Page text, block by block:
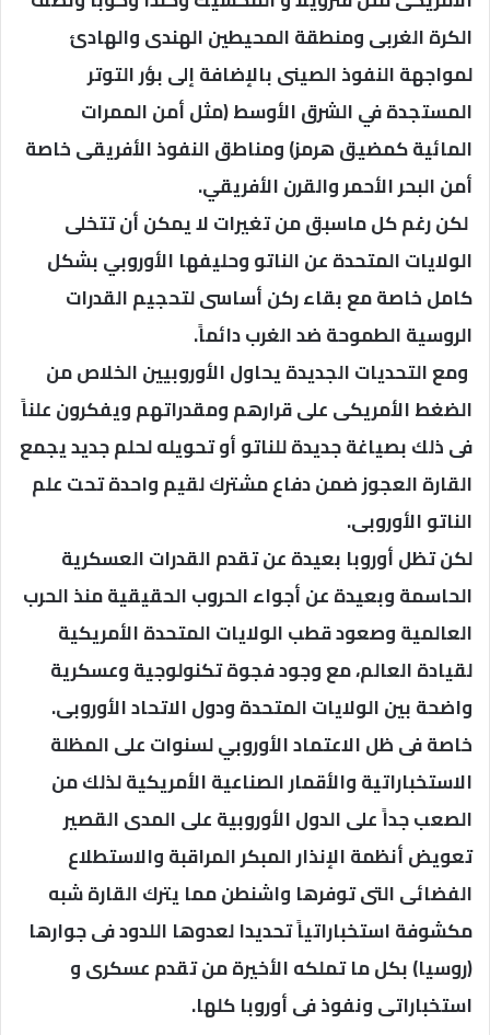
الكرة الغربى ومنطقة المحيطين الهندى والهادئ
لمواجهة النفوذ الصينى بالإضافة إلى بؤر التوتر
المستجدة في الشرق الأوسط (مثل أمن الممرات
المائية كمضيق هرمز) ومناطق النفوذ الأفريقى خاصة
أمن البحر الأحمر والقرن الأفريقي.
​ لكن رغم كل ماسبق من تغيرات لا يمكن أن تتخلى
الولايات المتحدة عن الناتو وحليفها الأوروبي بشكل
كامل خاصة مع بقاء ركن أساسى لتحجيم القدرات
الروسية الطموحة ضد الغرب دائماً.
​ ومع التحديات الجديدة يحاول الأوروبيين الخلاص من
الضغط الأمريكى على قرارهم ومقدراتهم ويفكرون علناً
فى ذلك بصياغة جديدة للناتو أو تحويله لحلم جديد يجمع
القارة العجوز ضمن دفاع مشترك لقيم واحدة تحت علم
الناتو الأوروبى.
لكن تظل أوروبا بعيدة عن تقدم القدرات العسكرية
الحاسمة وبعيدة عن أجواء الحروب الحقيقية منذ الحرب
العالمية وصعود قطب الولايات المتحدة الأمريكية
لقيادة العالم، مع وجود فجوة تكنولوجية وعسكرية
واضحة بين الولايات المتحدة ودول الاتحاد الأوروبى.
خاصة فى ظل ​الاعتماد الأوروبي لسنوات على المظلة
الاستخباراتية والأقمار الصناعية الأمريكية لذلك من
الصعب جداً على الدول الأوروبية على المدى القصير
تعويض أنظمة الإنذار المبكر المراقبة والاستطلاع
الفضائى التى توفرها واشنطن مما يترك القارة شبه
مكشوفة استخباراتياً تحديدا لعدوها اللدود فى جوارها
(روسيا) بكل ما تملكه الأخيرة من تقدم عسكرى و
استخباراتى ونفوذ فى أوروبا كلها.